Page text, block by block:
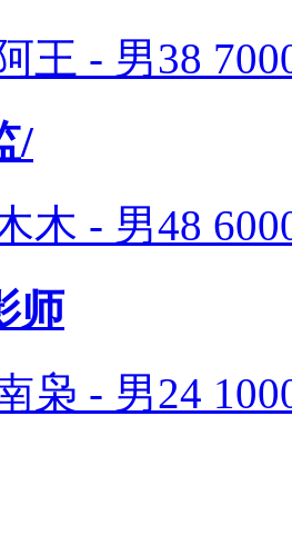
王 - 男38
/
木 - 男48
师
枭 - 男24